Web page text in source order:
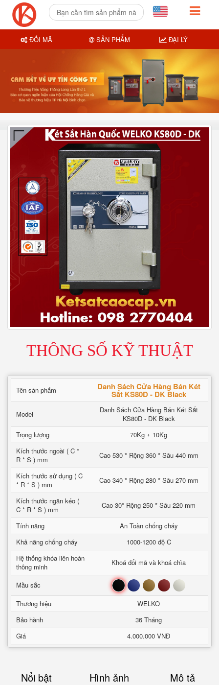
THÔNG SỐ KỸ THUẬT
Tên sản phẩm Danh Sách Cửa Hàng Bán Két
Sắt KS80D - DK Black
Model
Danh Sách Cửa Hàng Bán Két Sắt
KS80D - DK Black
Trọng lượng
70Kg ± 10Kg
Kích thước ngoài ( C *
R * S ) mm
Cao 530 * Rộng 360 * Sâu 440 mm
Kích thước sử dụng ( C
* R * S ) mm
Cao 340 * Rộng 280 * Sâu 270 mm
Kích thước ngăn kéo (
C * R * S ) mm
Cao 30* Rộng 250 * Sâu 220 mm
Tính năng
An Toàn chống cháy
Khả năng chống cháy
1000-1200 độ C
Hệ thống khóa liên hoàn
thông minh
Khoá đổi mã và khoá chìa
Mầu sắc Đen Xanh Nâu Đỏ Trắng
Thương hiệu
WELKO
Bảo hành
36 Tháng
Giá
4.000.000 VNĐ
Nổi bật Hình ảnh Mô tả
ĐỔI MÃ SẢN PHẨM ĐẠI LÝ